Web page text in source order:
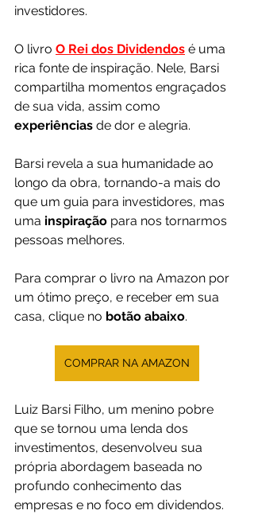
investidores.
O livro O Rei dos Dividendos é uma
rica fonte de inspiração. Nele, Barsi
compartilha momentos engraçados
de sua vida, assim como
experiências de dor e alegria.
Barsi revela a sua humanidade ao
longo da obra, tornando-a mais do
que um guia para investidores, mas
uma inspiração para nos tornarmos
pessoas melhores.
Para comprar o livro na Amazon por
um ótimo preço, e receber em sua
casa, clique no botão abaixo.
COMPRAR NA AMAZON
Luiz Barsi Filho, um menino pobre
que se tornou uma lenda dos
investimentos, desenvolveu sua
própria abordagem baseada no
profundo conhecimento das
empresas e no foco em dividendos.